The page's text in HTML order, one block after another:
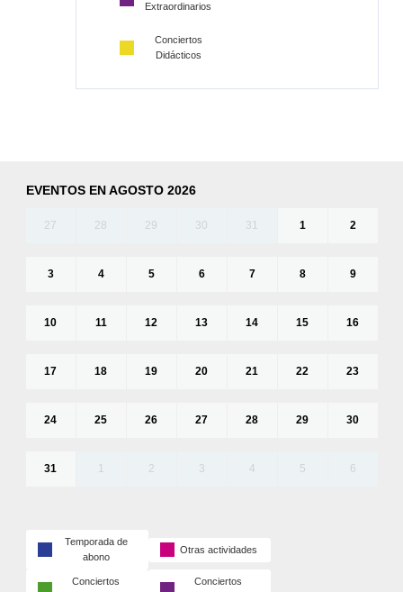
Extraordinarios
Conciertos
Didácticos
EVENTOS EN AGOSTO 2026
27 28 29 30 31 1 2
3 4 5 6 7 8 9
10 11 12 13 14 15 16
17 18 19 20 21 22 23
24 25 26 27 28 29 30
31 1 2 3 4 5 6
Temporada de
abono
Otras actividades
Conciertos
Conciertos